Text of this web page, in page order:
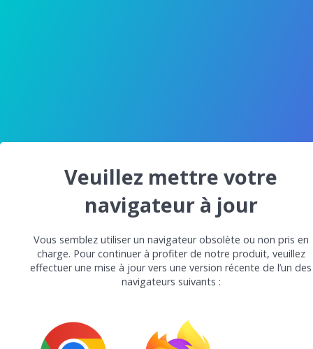
Veuillez mettre votre
navigateur à jour
Vous semblez utiliser un navigateur obsolète ou non pris en
charge. Pour continuer à profiter de notre produit, veuillez
effectuer une mise à jour vers une version récente de l’un des
navigateurs suivants :